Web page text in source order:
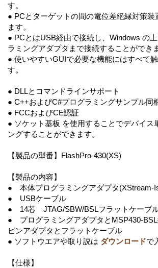
す。
● PCとターゲットの間の電位差絶縁対策装
ます。
● PCとはUSB経由で接続し、Windows の
ラミングアダプタまで接続することができ
● 使いやすいGUIで必要な機能にはすべて
す。
● DLLとコマンドラインサポート
● C++およぴC#プログラミングサンプル同
● FCCおよびCE認証
● ソケット基板 を使用することでデバイス
ングすることができます。
【製品の型番】FlashPro-430(XS)
【製品の内容】
● 本体プログラミングアダプタ(XStream-
● USBケーブル
● 14芯 JTAG/SBW/BSLフラットケーブ
● プログラミングアダプタとMSP430-
ピンアダプタとフラットケーブル
● ソフトウエアや取り説は ダウンロードで
【仕様】